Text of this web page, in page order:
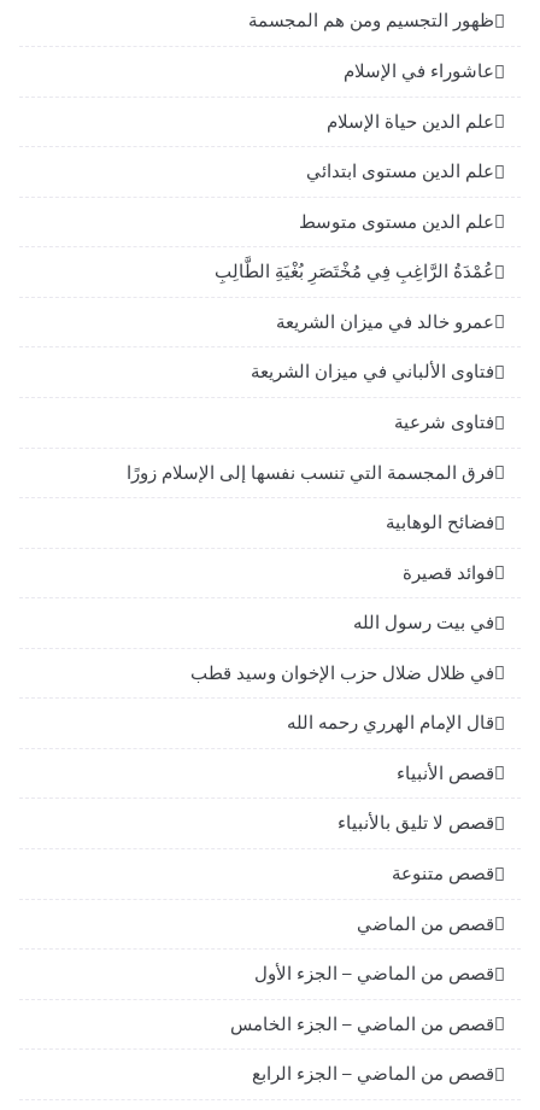
ظهور التجسيم ومن هم المجسمة
عاشوراء في الإسلام
علم الدين حياة الإسلام
علم الدين مستوى ابتدائي
علم الدين مستوى متوسط
عُمْدَةُ الرَّاغِبِ فِي مُخْتَصَرِ بُغْيَةِ الطَّالِبِ
عمرو خالد في ميزان الشريعة
فتاوى الألباني في ميزان الشريعة
فتاوى شرعية
فرق المجسمة التي تنسب نفسها إلى الإسلام زورًا
فضائح الوهابية
فوائد قصيرة
في بيت رسول الله
في ظلال ضلال حزب الإخوان وسيد قطب
قال الإمام الهرري رحمه الله
قصص الأنبياء
قصص لا تليق بالأنبياء
قصص متنوعة
قصص من الماضي
قصص من الماضي – الجزء الأول
قصص من الماضي – الجزء الخامس
قصص من الماضي – الجزء الرابع